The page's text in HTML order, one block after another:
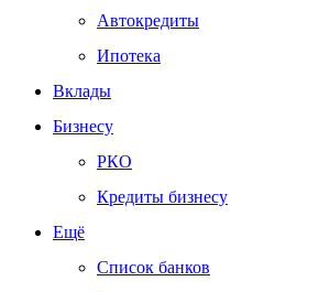
Автокредиты
Ипотека
Вклады
Бизнесу
РКО
Кредиты бизнесу
Ещё
Список банков